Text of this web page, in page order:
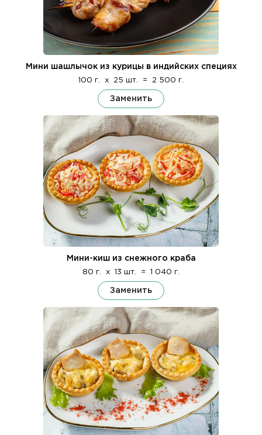
Мини шашлычок из курицы в индийских специях
100 г. x 25 шт. = 2 500 г.
Заменить
Мини-киш из снежного краба
80 г. x 13 шт. = 1 040 г.
Заменить